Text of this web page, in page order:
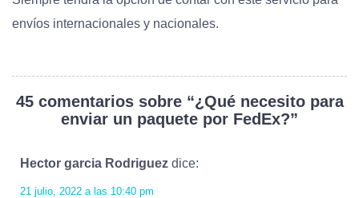
envíos internacionales y nacionales.
45 comentarios sobre “¿Qué necesito para
enviar un paquete por FedEx?”
Hector garcia Rodriguez dice:
21 julio, 2022 a las 10:40 pm